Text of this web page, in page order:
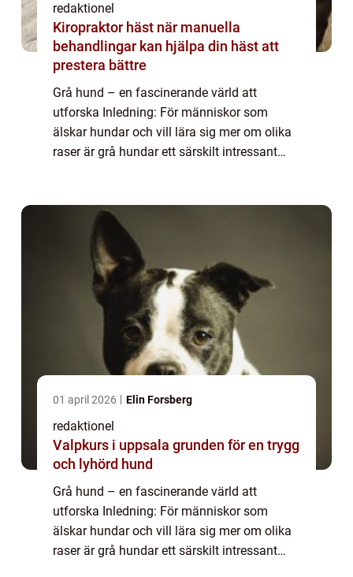
redaktionel
Kiropraktor häst när manuella
behandlingar kan hjälpa din häst att
prestera bättre
Grå hund – en fascinerande värld att
utforska Inledning: För människor som
älskar hundar och vill lära sig mer om olika
raser är grå hundar ett särskilt intressant
01 april 2026 Elin Forsberg
redaktionel
Valpkurs i uppsala grunden för en trygg
och lyhörd hund
Grå hund – en fascinerande värld att
utforska Inledning: För människor som
älskar hundar och vill lära sig mer om olika
raser är grå hundar ett särskilt intressant